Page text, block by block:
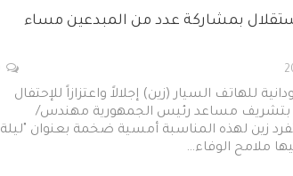
بمشاركة عدد من المبدعين مساء
للهاتف السيار (زين) إجلالاً واعتزازاً للإحتفال
61 للاستقلال بتشريف مساعد رئيس الجمهورية مهندس/
زين لهذه المناسبة أمسية ضخمة بعنوان "ليلة
ملامح الوفاء…